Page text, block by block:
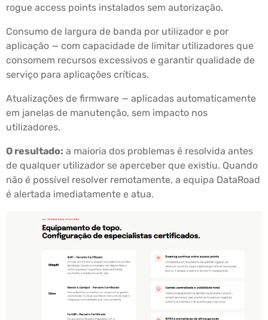
rogue access points instalados sem autorização.
Consumo de largura de banda por utilizador e por
aplicação — com capacidade de limitar utilizadores que
consomem recursos excessivos e garantir qualidade de
serviço para aplicações críticas.
Atualizações de firmware — aplicadas automaticamente
em janelas de manutenção, sem impacto nos
utilizadores.
O resultado: a maioria dos problemas é resolvida antes
de qualquer utilizador se aperceber que existiu. Quando
não é possível resolver remotamente, a equipa DataRoad
é alertada imediatamente e atua.